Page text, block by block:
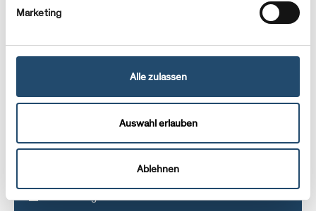
Marketing
Alle zulassen
Auswahl erlauben
Ablehnen
BUILDING APPLICATIONS
Third-party building applications are now submitted
(Eidgenössisches Rohrleitungsinspektorat, ERI).
EIC Issuing Office